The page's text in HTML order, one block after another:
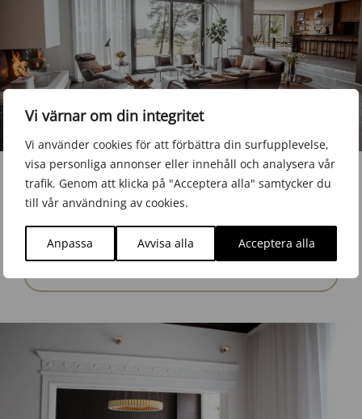
Vi värnar om din integritet
Vi använder cookies för att förbättra din surfupplevelse,
visa personliga annonser eller innehåll och analysera vår
trafik. Genom att klicka på "Acceptera alla" samtycker du
till vår användning av cookies.
Anpassa Avvisa alla Acceptera alla
Isabella Löwengrips hus
Läs om My Windows roll i projektet.